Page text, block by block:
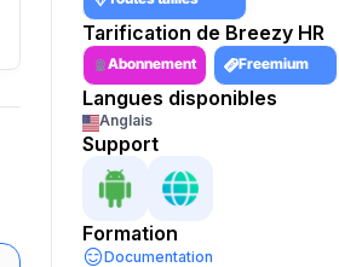
Tarification de Breezy HR
Abonnement Freemium
Langues disponibles
Anglais
Support
Formation
Documentation